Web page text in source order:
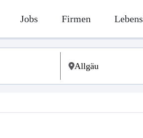
Jobs Firmen